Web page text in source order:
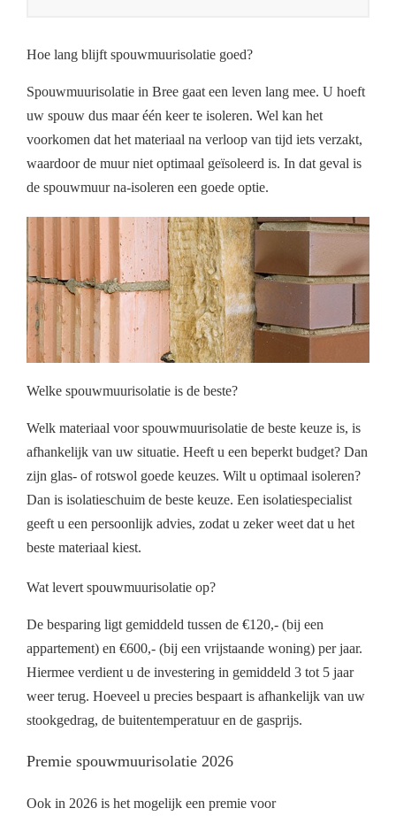
Hoe lang blijft spouwmuurisolatie goed?
Spouwmuurisolatie in Bree gaat een leven lang mee. U hoeft
uw spouw dus maar één keer te isoleren. Wel kan het
voorkomen dat het materiaal na verloop van tijd iets verzakt,
waardoor de muur niet optimaal geïsoleerd is. In dat geval is
de spouwmuur na-isoleren een goede optie.
Welke spouwmuurisolatie is de beste?
Welk materiaal voor spouwmuurisolatie de beste keuze is, is
afhankelijk van uw situatie. Heeft u een beperkt budget? Dan
zijn glas- of rotswol goede keuzes. Wilt u optimaal isoleren?
Dan is isolatieschuim de beste keuze. Een isolatiespecialist
geeft u een persoonlijk advies, zodat u zeker weet dat u het
beste materiaal kiest.
Wat levert spouwmuurisolatie op?
De besparing ligt gemiddeld tussen de €120,- (bij een
appartement) en €600,- (bij een vrijstaande woning) per jaar.
Hiermee verdient u de investering in gemiddeld 3 tot 5 jaar
weer terug. Hoeveel u precies bespaart is afhankelijk van uw
stookgedrag, de buitentemperatuur en de gasprijs.
Premie spouwmuurisolatie 2026
Ook in 2026 is het mogelijk een premie voor